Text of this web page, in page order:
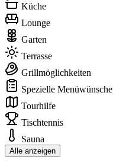
Küche
Lounge
Garten
Terrasse
Grillmöglichkeiten
Spezielle Menüwünsche
Tourhilfe
Tischtennis
Sauna
Alle anzeigen